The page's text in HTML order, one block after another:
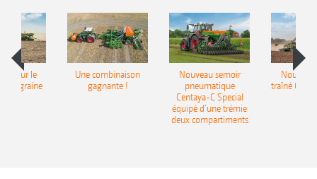
pour le
Une combinaison
gagnante !
Nouveau semoir
pneumatique
Centaya-C Special
équipé d’une trémie
deux compartiments
traîné